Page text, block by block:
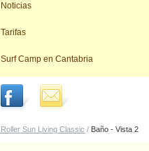
Noticias
Tarifas
Surf Camp en Cantabria
Sun Living Classic / Baño - Vista 2